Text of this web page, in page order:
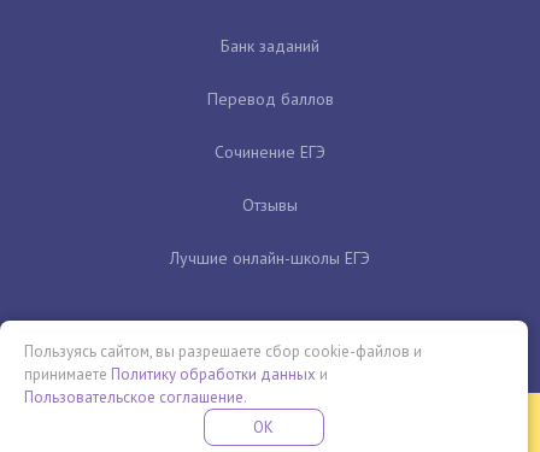
Банк заданий
Перевод баллов
Сочинение ЕГЭ
Отзывы
Лучшие онлайн-школы ЕГЭ
Бесплатная летняя школа
ПРОВЕДИ ЭТО ЛЕТО С ПОЛЬЗОЙ
Пользуясь сайтом, вы разрешаете сбор cookie-файлов и
принимаете Политику обработки данных и
Пользовательское соглашение.
OK